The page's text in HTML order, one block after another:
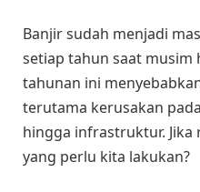
Banjir sudah menjadi
setiap tahun saat musim
tahunan ini
terutama kerusakan
hingga infrastruktur. Jika
yang perlu kita lakukan?